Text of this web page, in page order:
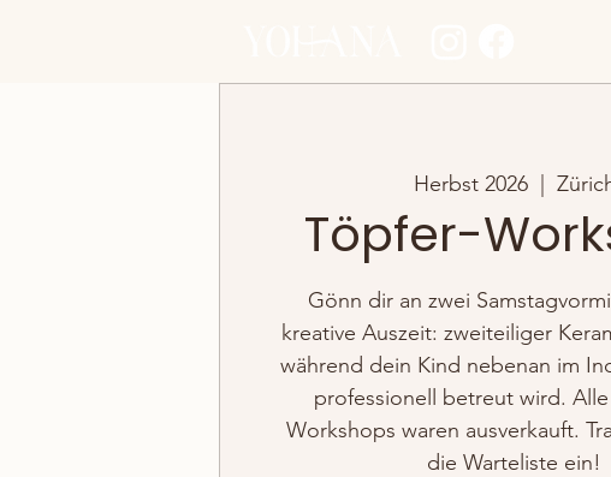
Herbst 2026
  |
Töpfer-
Gönn dir an zwei
kreative Auszeit: zweiteiliger
während dein Kind nebenan im
professionell betreut wird.
Workshops waren ausverkauft.
die Warteliste ein!